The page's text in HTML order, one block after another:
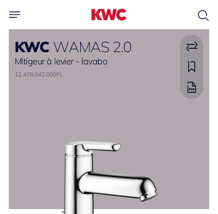
KWC WAMAS 2.0
Mitigeur à levier - lavabo
12.478.042.000FL